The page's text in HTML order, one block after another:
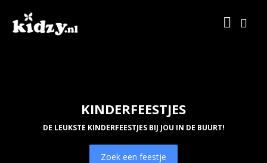
KINDERFEESTJES
DE LEUKSTE KINDERFEESTJES BIJ JOU IN DE BUURT!
Zoek een feestje